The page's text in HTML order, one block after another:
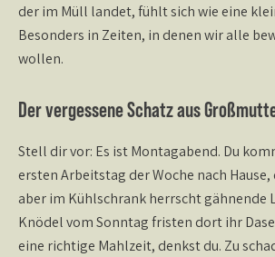
der im Müll landet, fühlt sich wie eine
Besonders in Zeiten, in denen wir alle
wollen.
Der vergessene Schatz aus
Stell dir vor: Es ist Montagabend. Du
ersten Arbeitstag der Woche nach
aber im Kühlschrank herrscht gähnende
Knödel vom Sonntag fristen dort ihr
eine richtige Mahlzeit, denkst du. Zu